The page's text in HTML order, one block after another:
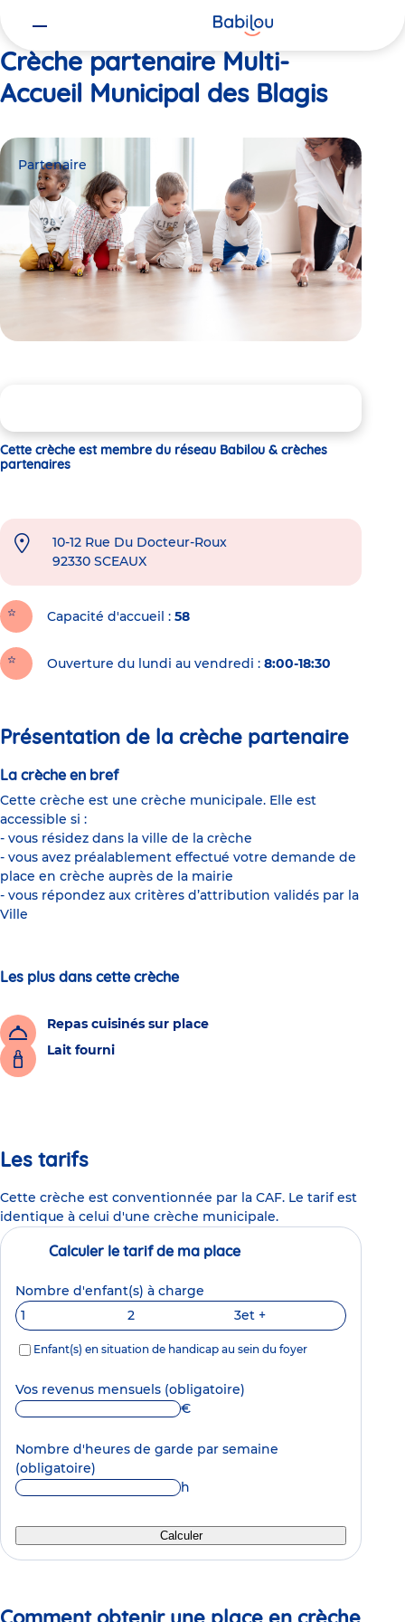
Crèche partenaire Multi-
Accueil Municipal des Blagis
Partenaire
Cette crèche est membre du réseau Babilou & crèches
partenaires
10-12 Rue Du Docteur-Roux
92330 SCEAUX
Capacité d'accueil 58
Ouverture du lundi au vendredi : 8:00-18:30
Présentation de la crèche partenaire
La crèche en bref
Cette crèche est une crèche municipale. Elle est
accessible si :
- vous résidez dans la ville de la crèche
- vous avez préalablement effectué votre demande de
place en crèche auprès de la mairie
- vous répondez aux critères d’attribution validés par la
Ville
Les plus dans cette crèche
Repas cuisinés sur place
Lait fourni
Les tarifs
Cette crèche est conventionnée par la CAF. Le tarif est
identique à celui d'une crèche municipale.
Calculer le tarif de ma place
Nombre d'enfant(s) à charge
1
2 3et +
Enfant(s) en situation de handicap au sein du foyer
Vos revenus mensuels (obligatoire)
€
Nombre d'heures de garde par semaine
(obligatoire)
h
Calculer